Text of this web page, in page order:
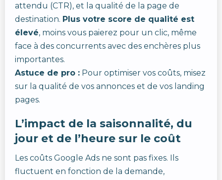
attendu (CTR), et la qualité de la page de
destination. Plus votre score de qualité est
élevé, moins vous paierez pour un clic, même
face à des concurrents avec des enchères plus
importantes.
Astuce de pro : Pour optimiser vos coûts, misez
sur la qualité de vos annonces et de vos landing
pages.
L’impact de la saisonnalité, du
jour et de l’heure sur le coût
Les coûts Google Ads ne sont pas fixes. Ils
fluctuent en fonction de la demande,